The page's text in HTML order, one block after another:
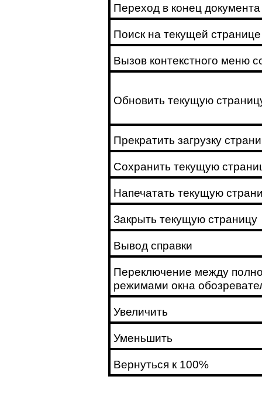
Переход в конец документа
Поиск на текущей странице
Вызов контекстного меню
Обновить текущую
Прекратить загрузку
Сохранить текущую
Напечатать текущую
Закрыть текущую страницу
Вывод справки
Переключение между
режимами окна
Увеличить
Уменьшить
Вернуться к 100%